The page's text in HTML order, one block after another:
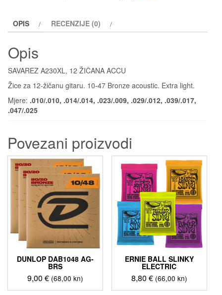
OPIS RECENZIJE (0)
Opis
SAVAREZ A230XL, 12 ŽIČANA ACCU
Žice za 12-žičanu gitaru. 10-47 Bronze acoustic. Extra light.
Mjere: .010/.010, .014/.014, .023/.009, .029/.012, .039/.017,
.047/.025
Povezani proizvodi
DUNLOP DAB1048 AG-
BRS
9,00€ (68,00 kn)
ERNIE BALL SLINKY
ELECTRIC
8,80 € (66,00 kn)
Ovaj